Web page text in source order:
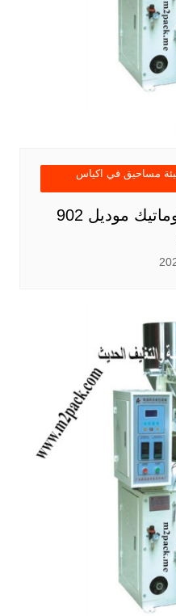
مساحيق في اكياس
ماكينة تعبئة السكر اوتوماتيك موديل 902